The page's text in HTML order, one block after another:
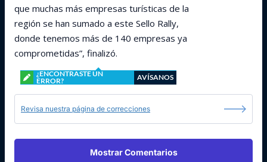
que muchas más empresas turísticas de la
región se han sumado a este Sello Rally,
donde tenemos más de 140 empresas ya
comprometidas”, finalizó.
¿ENCONTRASTE UN
ERROR?
AVÍSANOS
Revisa nuestra página de correcciones
Mostrar Comentarios